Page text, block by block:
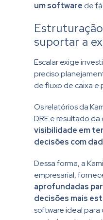
um software de
suportar a
Escalar exige
preciso
de fluxo de caixa e
Os relatórios da
DRE e resultado
visibilidade em
decisões com
Dessa forma, a
empresarial,
aprofundadas
decisões mais
software ideal para